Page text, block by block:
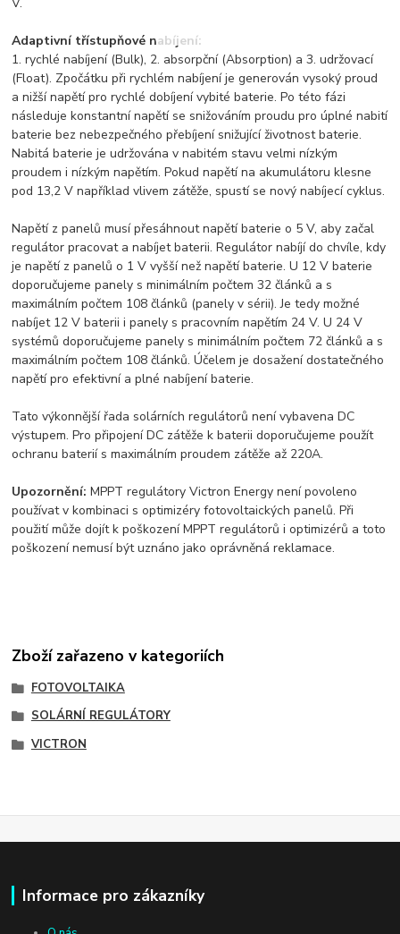
Adaptivní třístupňové nabíjení:
1. rychlé nabíjení (Bulk), 2. absorpční (Absorption) a 3. udržovací
(Float). Zpočátku při rychlém nabíjení je generován vysoký proud
a nižší napětí pro rychlé dobíjení vybité baterie. Po této fázi
následuje konstantní napětí se snižováním proudu pro úplné nabití
baterie bez nebezpečného přebíjení snižující životnost baterie.
Nabitá baterie je udržována v nabitém stavu velmi nízkým
proudem i nízkým napětím. Pokud napětí na akumulátoru klesne
pod 13,2 V například vlivem zátěže, spustí se nový nabíjecí cyklus.
Napětí z panelů musí přesáhnout napětí baterie o 5 V, aby začal
regulátor pracovat a nabíjet baterii. Regulátor nabíjí do chvíle, kdy
je napětí z panelů o 1 V vyšší než napětí baterie. U 12 V baterie
doporučujeme panely s minimálním počtem 32 článků a s
maximálním počtem 108 článků (panely v sérii). Je tedy možné
nabíjet 12 V baterii i panely s pracovním napětím 24 V. U 24 V
systémů doporučujeme panely s minimálním počtem 72 článků a s
maximálním počtem 108 článků. Účelem je dosažení dostatečného
napětí pro efektivní a plné nabíjení baterie.
Tato výkonnější řada solárních regulátorů není vybavena DC
výstupem. Pro připojení DC zátěže k baterii doporučujeme použít
ochranu baterií s maximálním proudem zátěže až 220A.
Upozornění: MPPT regulátory Victron Energy není povoleno
používat v kombinaci s optimizéry fotovoltaických panelů. Při
použití může dojít k poškození MPPT regulátorů i optimizérů a toto
poškození nemusí být uznáno jako oprávněná reklamace.
Zboží zařazeno v kategoriích
FOTOVOLTAIKA
SOLÁRNÍ REGULÁTORY
VICTRON
Informace pro zákazníky